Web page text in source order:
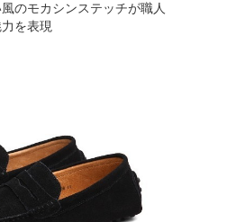
のモカシンステッチが職人
を表現